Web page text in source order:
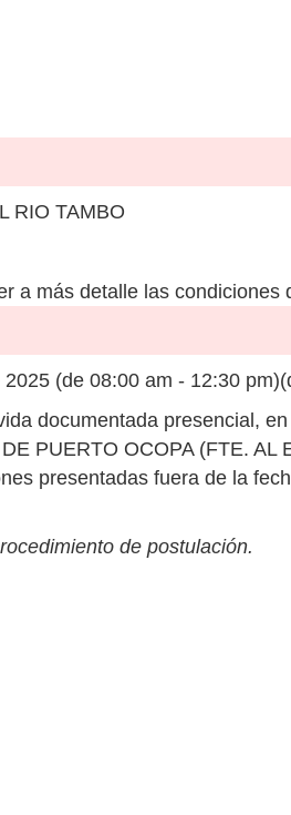
RIO TAMBO
a más detalle las condiciones
(de 08:00 am - 12:30
documentada presencial,
PUERTO OCOPA (FTE. AL
presentadas fuera de la
de postulación.